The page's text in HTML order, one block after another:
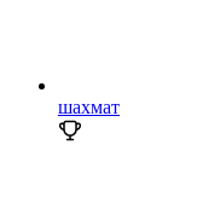
шахмат